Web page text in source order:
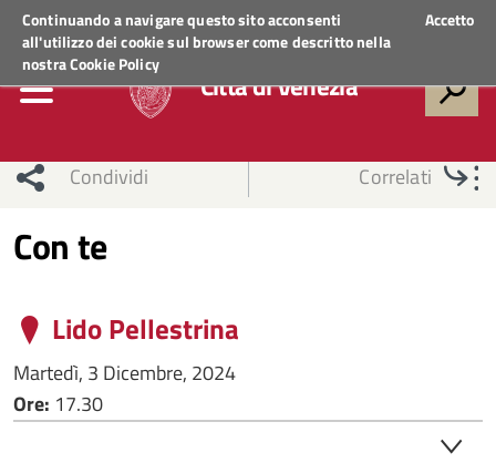
Continuando a navigare questo sito acconsenti
all'utilizzo dei cookie sul browser come descritto nella
nostraCookie Policy
Accetto
Regione VenetoACCEDI AI SERVIZI
Città di Venezia
Condividi Correlati
Con te
Lido Pellestrina
Martedì, 3 Dicembre, 2024
Ore: 17.30